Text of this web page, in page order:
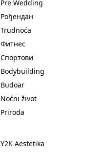
Pre Wedding
Рођендан
Trudnoća
Фитнес
Спортови
Bodybuilding
Budoar
Noćni život
Priroda
Y2K Aestetika